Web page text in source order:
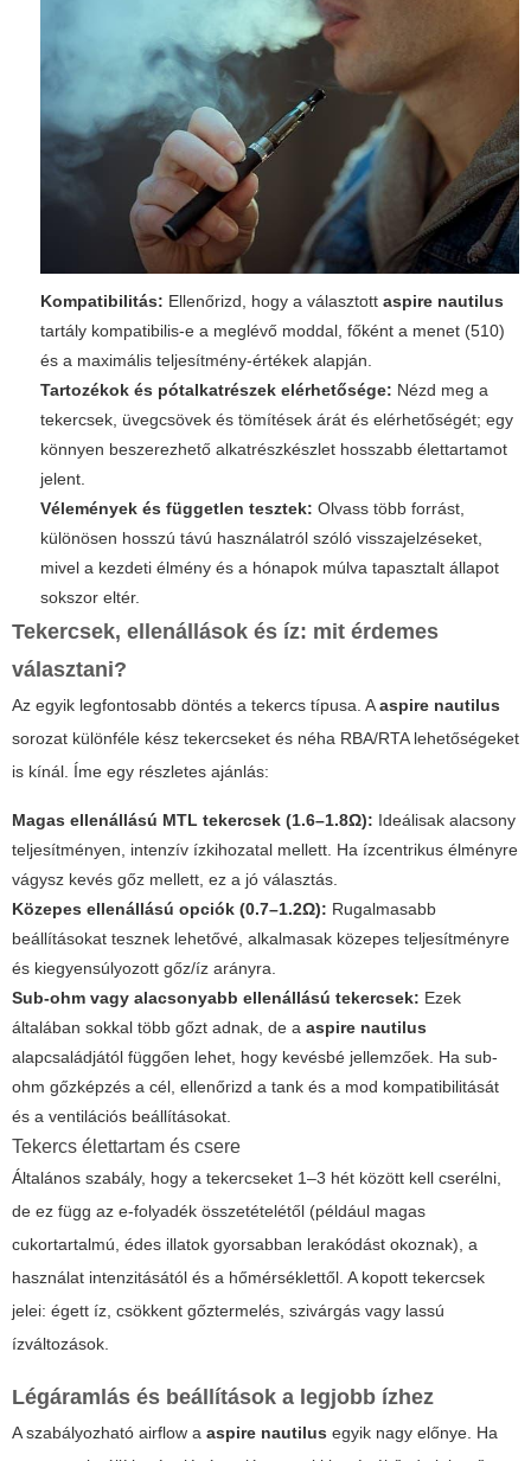
Kompatibilitás: Ellenőrizd, hogy a választott aspire nautilus
tartály kompatibilis-e a meglévő moddal, főként a menet (510)
és a maximális teljesítmény-értékek alapján.
Tartozékok és pótalkatrészek elérhetősége: Nézd meg a
tekercsek, üvegcsövek és tömítések árát és elérhetőségét; egy
könnyen beszerezhető alkatrészkészlet hosszabb élettartamot
jelent.
Vélemények és független tesztek: Olvass több forrást,
különösen hosszú távú használatról szóló visszajelzéseket,
mivel a kezdeti élmény és a hónapok múlva tapasztalt állapot
sokszor eltér.
Tekercsek, ellenállások és íz: mit érdemes
választani?
Az egyik legfontosabb döntés a tekercs típusa. Aaspire nautilus
sorozat különféle kész tekercseket és néha RBA/RTA lehetőségeket
is kínál. Íme egy részletes ajánlás:
Magas ellenállású MTL tekercsek (1.6–1.8Ω): Ideálisak alacsony
teljesítményen, intenzív ízkihozatal mellett. Ha ízcentrikus élményre
vágysz kevés gőz mellett, ez a jó választás.
Közepes ellenállású opciók (0.7–1.2Ω): Rugalmasabb
beállításokat tesznek lehetővé, alkalmasak közepes teljesítményre
és kiegyensúlyozott gőz/íz arányra.
Sub-ohm vagy alacsonyabb ellenállású tekercsek: Ezek
általában sokkal több gőzt adnak, de a aspire nautilus
alapcsaládjától függően lehet, hogy kevésbé jellemzőek. Ha sub-
ohm gőzképzés a cél, ellenőrizd a tank és a mod kompatibilitását
és a ventilációs beállításokat.
Tekercs élettartam és csere
Általános szabály, hogy a tekercseket 1–3 hét között kell cserélni,
de ez függ az e-folyadék összetételétől (például magas
cukortartalmú, édes illatok gyorsabban lerakódást okoznak), a
használat intenzitásától és a hőmérséklettől. A kopott tekercsek
jelei: égett íz, csökkent gőztermelés, szivárgás vagy lassú
ízváltozások.
Légáramlás és beállítások a legjobb ízhez
A szabályozható airflow a aspire nautilus egyik nagy előnye. Ha